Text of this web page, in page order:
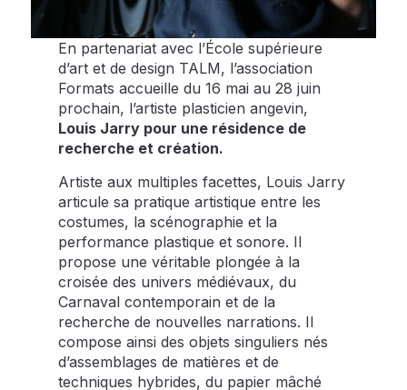
En partenariat avec l’École supérieure
d’art et de design TALM, l’association
Formats accueille du 16 mai au 28 juin
prochain, l’artiste plasticien angevin,
Louis Jarry pour une résidence de
recherche et création.
Artiste aux multiples facettes, Louis Jarry
articule sa pratique artistique entre les
costumes, la scénographie et la
performance plastique et sonore. Il
propose une véritable plongée à la
croisée des univers médiévaux, du
Carnaval contemporain et de la
recherche de nouvelles narrations. Il
compose ainsi des objets singuliers nés
d’assemblages de matières et de
techniques hybrides, du papier mâché